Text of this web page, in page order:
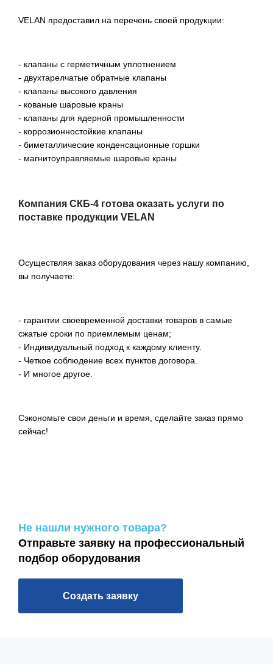
VELAN предоставил на перечень своей продукции:
- клапаны с герметичным уплотнением
- двухтарелчатые обратные клапаны
- клапаны высокого давления
- кованые шаровые краны
- клапаны для ядерной промышленности
- коррозионностойкие клапаны
- биметаллические конденсационные горшки
- магнитоуправляемые шаровые краны
Компания СКБ-4 готова оказать услуги по
поставке продукции VELAN
Осуществляя заказ оборудования через нашу компанию,
вы получаете:
- гарантии своевременной доставки товаров в самые
сжатые сроки по приемлемым ценам;
- Индивидуальный подход к каждому клиенту.
- Четкое соблюдение всех пунктов договора.
- И многое другое.
Сэкономьте свои деньги и время, сделайте заказ прямо
сейчас!
Не нашли нужного товара?
Отправьте заявку на профессиональный
подбор оборудования
Создать заявку